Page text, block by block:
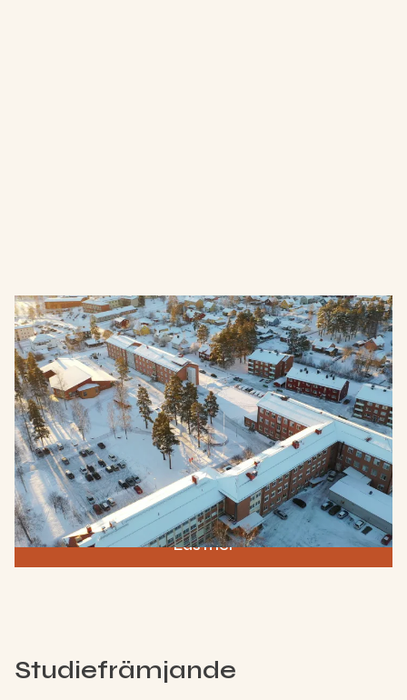
Liljaskolan Gymnasium
Liljaskolan är en kommunal gymnasieskola i Vännäs
med ett brett utbud av program, anpassade efter dina
behov.
För dig som drömmer om en proffskarriär finns även
möjlighet att kombinera dina studier med en
specialidrott, såsom NIU E-sport, NIU Freeski, NIU
Snowboard och LIU Ishockey.
Läs mer
Studiefrämjande